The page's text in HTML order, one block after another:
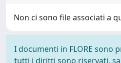
Non ci sono file associati a
I documenti in FLORE sono
tutti i diritti sono riservati,